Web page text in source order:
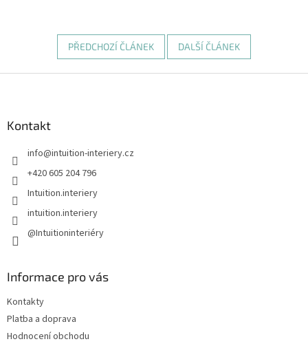
PŘEDCHOZÍ ČLÁNEK DALŠÍ ČLÁNEK
Kontakt
info@intuition-interiery.cz
+420 605 204 796
Intuition.interiery
intuition.interiery
@Intuitioninteriéry
Informace pro vás
Kontakty
Platba a doprava
Hodnocení obchodu